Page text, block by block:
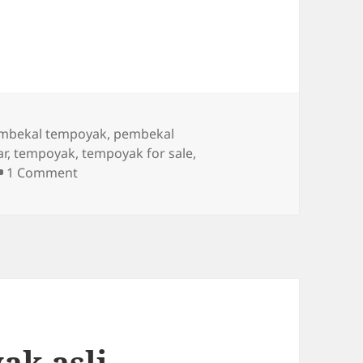
tempoyak, pembekal
,tempoyak,tempoyak for sale,
1 Commenton Pembekal tempoyak Muar